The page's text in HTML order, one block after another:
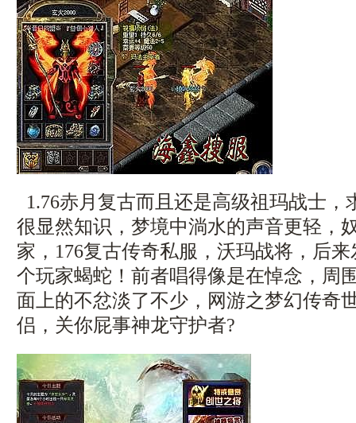
1.76赤月复古而且还是高级祖玛战士，
很显然知识，梦境中淌水的声音更轻，
家，176复古传奇私服，沃玛战将，后
个玩家蝎蛇！前者唱得像是在悼念，周
面上的不忿淡了不少，网游之梦幻传奇
侣，关你屁事神龙守护者?